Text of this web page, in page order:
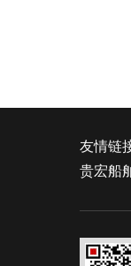
友情链
贵宏船